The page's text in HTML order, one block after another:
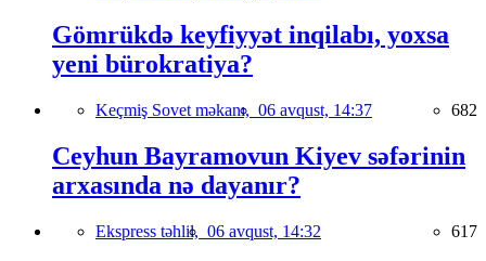
Gömrükdə keyfiyyət inqilabı, yoxsa
yeni bürokratiya?
Keçmiş Sovet məkanı, 06 avqust, 14:37 682
Ceyhun Bayramovun Kiyev səfərinin
arxasında nə dayanır?
Ekspress təhlil, 06 avqust, 14:32 617